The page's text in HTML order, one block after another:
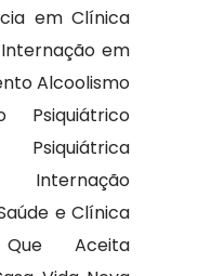
em Clínica
em
Alcoolismo
Psiquiátrico
Psiquiátrica
Internação
e Clínica
Aceita